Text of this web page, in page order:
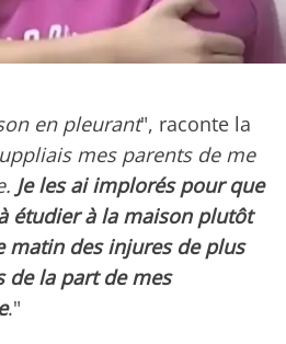
en pleurant", raconte la
mes parents de me
Je les ai implorés pour que
étudier à la maison plutôt
matin des injures de plus
de la part de mes
."